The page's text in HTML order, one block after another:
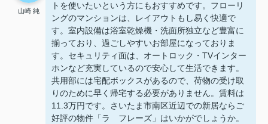
山崎 純
トを使いたいという方にもおすすめです。フローリ
ングのマンションは、レイアウトもし易く快適で
す。室内設備は浴室乾燥機・洗面所独立など豊富に
揃っており、過ごしやすいお部屋になっておりま
す。セキュリティ面は、オートロック・TVインター
ホンなど充実しているので安心して生活できます。
共用部には宅配ボックスがあるので、荷物の受け取
りのために早く帰宅する必要がありません。賃料は
11.3万円です。さいたま市南区近辺での新居ならご
好評の物件「ラ フレーズ」はいかがでしょうか。